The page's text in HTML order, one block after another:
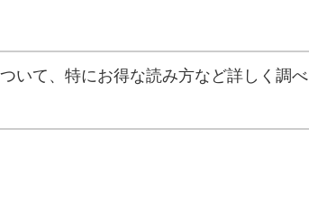
いて、特にお得な読み方など詳しく調べ